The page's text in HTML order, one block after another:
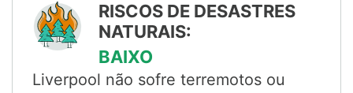
RISCOS DE DESASTRES
NATURAIS:
BAIXO
Liverpool não sofre terremotos ou